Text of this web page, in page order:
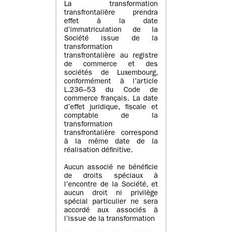
La transformation
transfrontalière prendra
effet à la date
d’immatriculation de la
Société issue de la
transformation
transfrontalière au registre
de commerce et des
sociétés de Luxembourg,
conformément à l’article
L.236–53 du Code de
commerce français. La date
d’effet juridique, fiscale et
comptable de la
transformation
transfrontalière correspond
à la même date de la
réalisation définitive.
Aucun associé ne bénéficie
de droits spéciaux à
l’encontre de la Société, et
aucun droit ni privilège
spécial particulier ne sera
accordé aux associés à
l’issue de la transformation